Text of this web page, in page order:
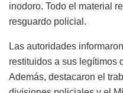
inodoro. Todo el material
resguardo policial.
Las autoridades
restituidos a sus legítimos
Además, destacaron el